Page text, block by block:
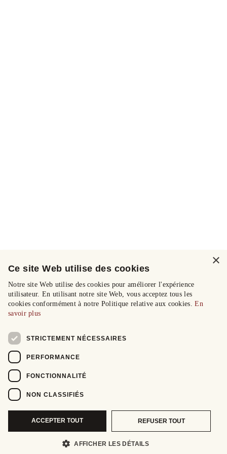
×
Ce site Web utilise des cookies
Notre site Web utilise des cookies pour améliorer l'expérience
utilisateur. En utilisant notre site Web, vous acceptez tous les
cookies conformément à notre Politique relative aux cookies.En
savoir plus
STRICTEMENT NÉCESSAIRES
PERFORMANCE
FONCTIONNALITÉ
NON CLASSIFIÉS
ACCEPTER TOUT REFUSER TOUT
AFFICHER LES DÉTAILS